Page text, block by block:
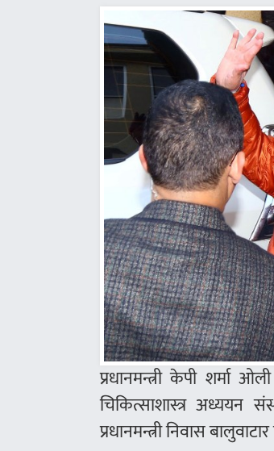
प्रधानमन्त्री केपी शर्मा
चिकित्साशास्त्र अध्ययन
प्रधानमन्त्री निवास